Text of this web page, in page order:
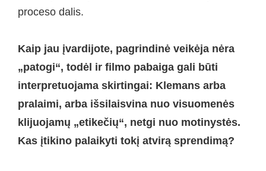
proceso dalis.
Kaip jau įvardijote, pagrindinė veikėja nėra
„patogi“, todėl ir filmo pabaiga gali būti
interpretuojama skirtingai: Klemans arba
pralaimi, arba išsilaisvina nuo visuomenės
klijuojamų „etikečių“, netgi nuo motinystės.
Kas įtikino palaikyti tokį atvirą sprendimą?